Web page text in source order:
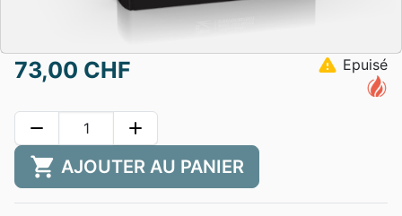
73,00 CHF warning Epuisé
remove add
shopping_cart AJOUTER AU PANIER